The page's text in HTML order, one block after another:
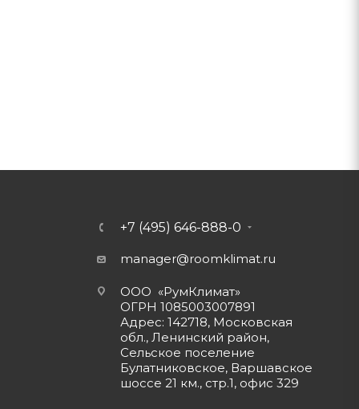
+7 (495) 646-888-0
manager@roomklimat.ru
ООО «РумКлимат»
ОГРН 1085003007891
Адрес: 142718, Московская
обл., Ленинский район,
Сельское поселение
Булатниковское, Варшавское
шоссе 21 км., стр.1, офис 329